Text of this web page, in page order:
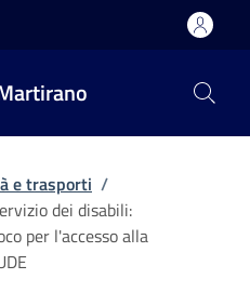
e trasporti /
dei disabili:
per l'accesso alla